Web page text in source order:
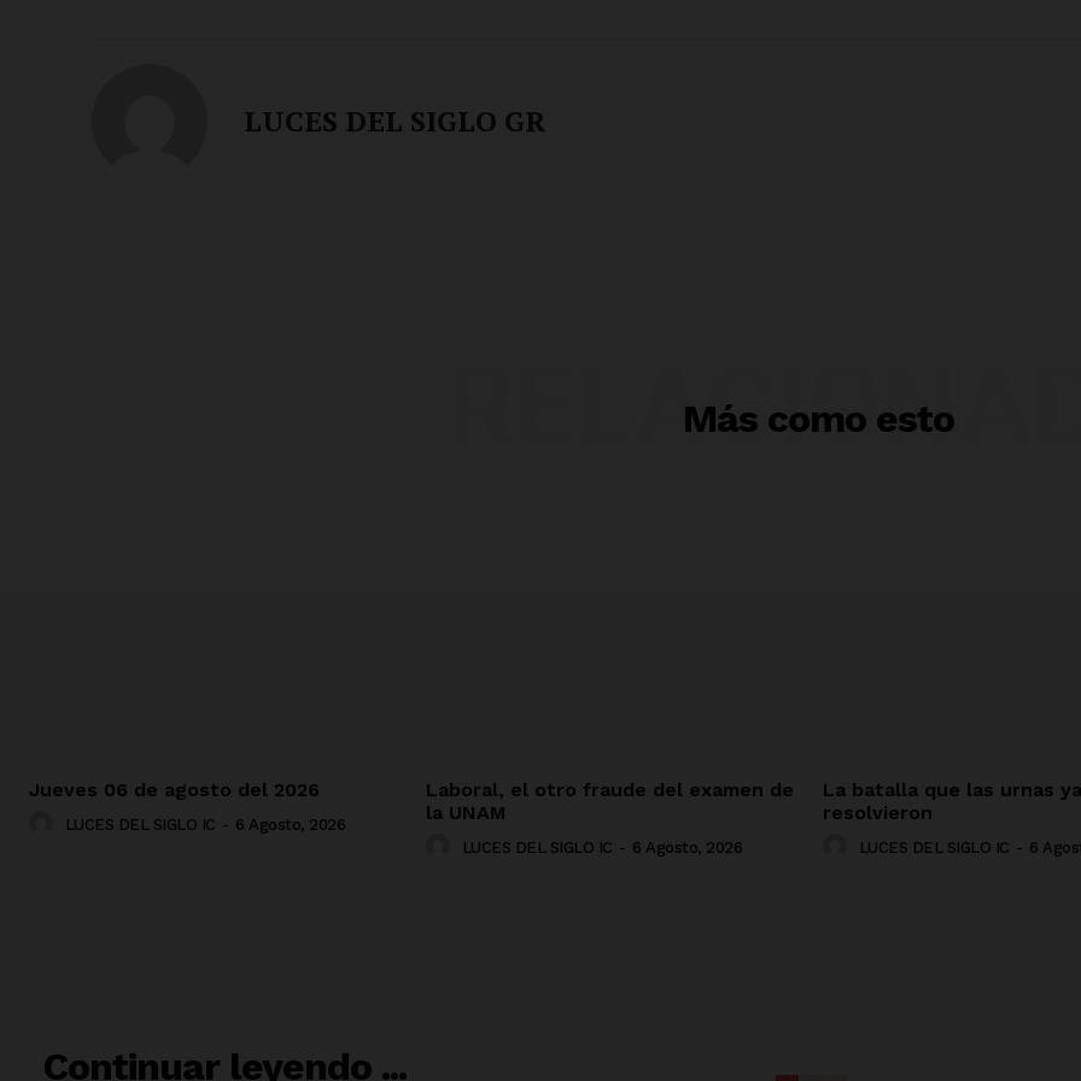
LUCES DEL SIGLO GR
Más como esto
Jueves 06 de agosto del 2026
LUCES DEL SIGLO IC - 6 Agosto, 2026
Laboral, el otro fraude del examen de
la UNAM
LUCES DEL SIGLO IC - 6 Agosto, 2026
La batalla que las urnas ya
resolvieron
LUCES DEL SIGLO IC - 6
Continuar leyendo ...
RELACIONADO